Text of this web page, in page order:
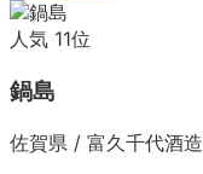
人気 11位
鍋島
佐賀県 / 富久千代酒造